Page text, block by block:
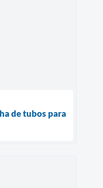
de tubos para